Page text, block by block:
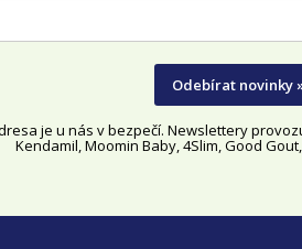
Odebírat novinky
je u nás v bezpečí. Newslettery
Kendamil, Moomin Baby, 4Slim, Good